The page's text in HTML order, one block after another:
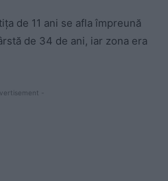
de 11 ani se afla împreună
de 34 de ani, iar zona era
-